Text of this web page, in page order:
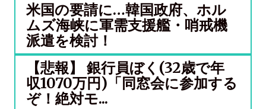
米国の要請に…韓国政府、ホル
ムズ海峡に軍需支援艦・哨戒機
派遣を検討！
【悲報】 銀行員ぼく(32歳で年
収1070万円)「同窓会に参加する
ぞ！絶対モ...